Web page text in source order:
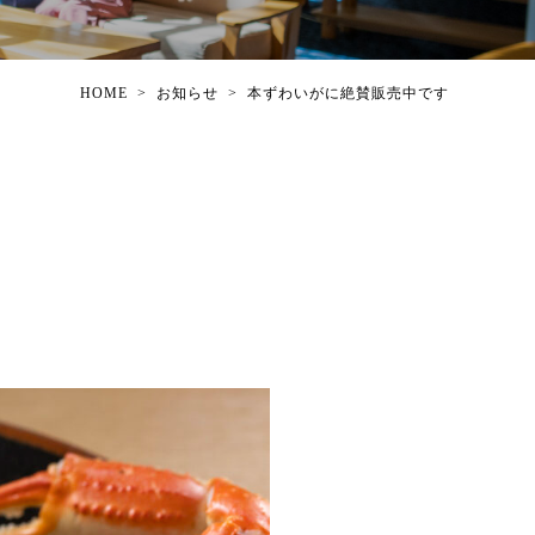
HOME > お知らせ > 本ずわいがに絶賛販売中です